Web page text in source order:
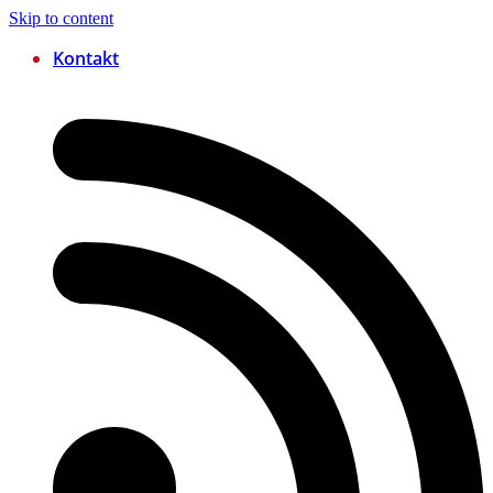
Skip to content
Kontakt